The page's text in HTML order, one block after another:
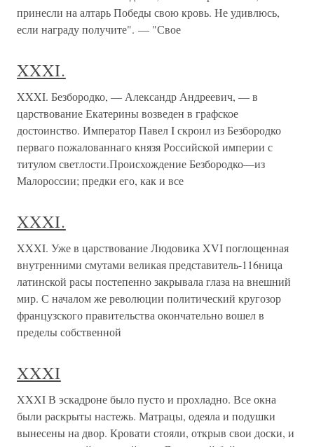
принесли на алтарь Победы свою кровь. Не удивлюсь,
если награду получите". — "Свое
XXXI.
XXXI. Безбородко, — Александр Андреевич, — в
царствование Екатерины возведен в графское
достоинство. Император Павел I скроил из Безбородко
перваго пожалованнаго князя Российской империи с
титулом светлости.Происхождение Безбородко—из
Малороссии; предки его, как и все
XXXI.
XXXI. Уже в царствование Людовика XVI поглощенная
внутренними смутами великая представитель-116ница
латинской расы постепенно закрывала глаза на внешний
мир. С началом же революции политический кругозор
французского правительства окончательно вошел в
пределы собственной
XXXI
XXXI В эскадроне было пусто и прохладно. Все окна
были раскрыты настежь. Матрацы, одеяла и подушки
вынесены на двор. Кровати стояли, открыв свои доски, и